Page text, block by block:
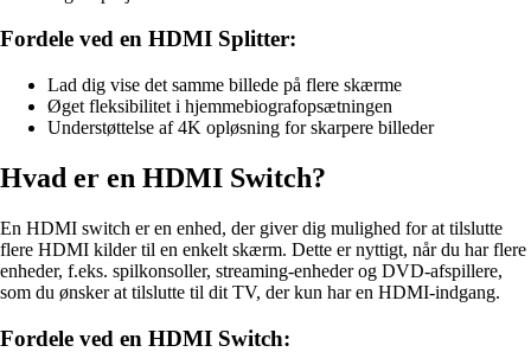
Fordele ved en HDMI Splitter:
Lad dig vise det samme billede på flere skærme
Øget fleksibilitet i hjemmebiografopsætningen
Understøttelse af 4K opløsning for skarpere billeder
Hvad er en HDMI Switch?
En HDMI switch er en enhed, der giver dig mulighed for at tilslutte
flere HDMI kilder til en enkelt skærm. Dette er nyttigt, når du har flere
enheder, f.eks. spilkonsoller, streaming-enheder og DVD-afspillere,
som du ønsker at tilslutte til dit TV, der kun har en HDMI-indgang.
Fordele ved en HDMI Switch: